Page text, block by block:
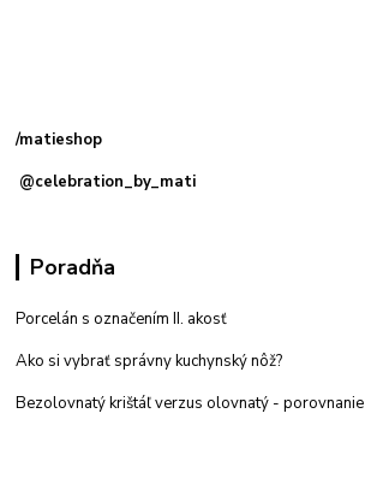
/matieshop
@celebration_by_mati
Poradňa
Porcelán s označením II. akosť
Ako si vybrať správny kuchynský nôž?
Bezolovnatý krištáľ verzus olovnatý - porovnanie